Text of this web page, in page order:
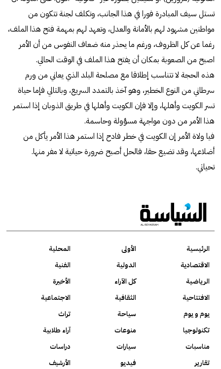
تستل سيف المبادرة فورا في هذا الجانب، وتكلف لجنة تتكون من
مواطنين مشهود لهم بالأمانة والعدل، وتعهد لهم بمهمة فتح هذا الملف،
رغما عن كل الظروف، ورغم ما يحذر منه ضعاف النفوس من أن الأمر
اصبح من الصعوبة بمكان أن يفتح هذا الملف في الوقت الحالي.
هذه الحجة لا تتناسب إطلاقا مع مصلحة البلد الذي يعاني من ورم
سرطاني من النوع الخطير، وهو آخذ بالتمدد السريع، وبالتالي فإما حياة
تسر الكويت وأهلها، وإلا فإن الكويت وأهلها في طريق الذوبان إذا استمر
هذا الأمر من دون مواجهة مسؤولة وحاسمة.
فيا ولاة الأمر إن الكويت في خطر فادح إذا استمر هذا الأمر يأكل من
أضلاعها، وقد تضيع حقا، فالحل أصبح ضرورة حياتية لا مفر منها.
تحياتي.
الرئيسية الأولى
المحلية
الاقتصادية
الدولية
الفنية
الرياضية
كل الآراء
الأخيرة
الافتتاحية
الثقافية
الاجتماعية
يوم و يوم
سياحة
تراث
تكنولوجيا
منوعات
آراء طلابية
مناسبات
سيارات
دراسات
تقارير
فيديو الأرشيف